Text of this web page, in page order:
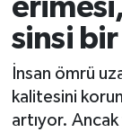
sinsi bir
İnsan ömrü
kalitesini
artıyor.
Güncel
Haberde
Kültür -
Haber